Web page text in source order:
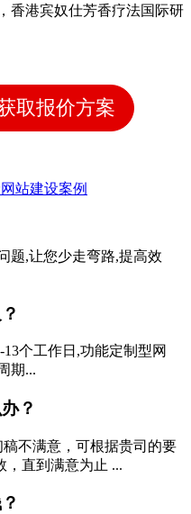
香港宾奴仕芳香疗法国际研
取报价方案
站建设案例
题,让您少走弯路,提高效
个工作日,功能定制型网
期...
？
不满意，可根据贵司的要
，直到满意为止 ...